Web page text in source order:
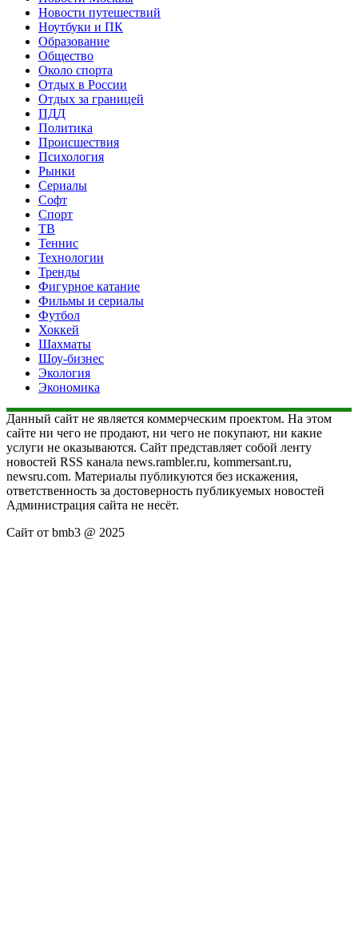
Новости путешествий
Ноутбуки и ПК
Образование
Общество
Около спорта
Отдых в России
Отдых за границей
ПДД
Политика
Происшествия
Психология
Рынки
Сериалы
Софт
Спорт
ТВ
Теннис
Технологии
Тренды
Фигурное катание
Фильмы и сериалы
Футбол
Хоккей
Шахматы
Шоу-бизнес
Экология
Экономика
Данный сайт не является коммерческим проектом. На этом
сайте ни чего не продают, ни чего не покупают, ни какие
услуги не оказываются. Сайт представляет собой ленту
новостей RSS канала news.rambler.ru, kommersant.ru,
newsru.com. Материалы публикуются без искажения,
ответственность за достоверность публикуемых новостей
Администрация сайта не несёт.
Сайт от bmb3 @ 2025